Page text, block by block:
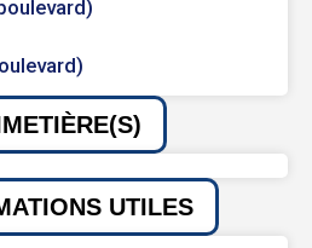
UTILES